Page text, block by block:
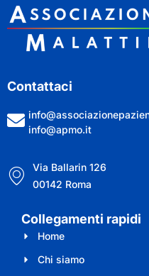
Contattaci
info@apmo.it
Via Ballarin 126
00142 Roma
Collegamenti rapidi
Home
Chi siamo